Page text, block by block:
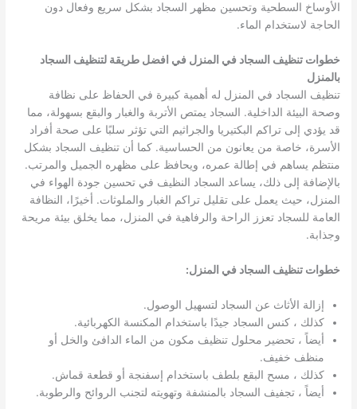
الأوساخ السطحية وتحسين مظهر السجاد بشكل سريع وفعال دون
الحاجة لاستخدام الماء.
خطوات تنظيف السجاد في المنزل في افضل طريقة لتنظيف السجاد
بالمنزل
تنظيف السجاد في المنزل له أهمية كبيرة في الحفاظ على نظافة
وصحة البيئة الداخلية. السجاد يمتص الأتربة والغبار والبقع بسهولة، مما
قد يؤدي إلى تراكم البكتيريا والجراثيم التي تؤثر سلبًا على صحة أفراد
الأسرة، خاصة من يعانون من الحساسية. كما أن تنظيف السجاد بشكل
منتظم يساهم في إطالة عمره، ويحافظ على مظهره الجميل والمرتب.
بالإضافة إلى ذلك، يساعد السجاد النظيف في تحسين جودة الهواء في
المنزل، حيث يعمل على تقليل تراكم الغبار والملوثات. أخيرًا، النظافة
العامة للسجاد تعزز الراحة والرفاهية في المنزل، مما يخلق بيئة مريحة
وجذابة.
خطوات تنظيف السجاد في المنزل:
إزالة الأثاث عن السجاد لتسهيل الوصول.
كذلك ، كنس السجاد جيدًا باستخدام المكنسة الكهربائية.
أيضاً ، تحضير محلول تنظيف مكون من الماء الدافئ والخل أو
منظف خفيف.
كذلك ، مسح البقع بلطف باستخدام إسفنجة أو قطعة قماش.
أيضاً ، تجفيف السجاد بالمنشفة وتهويته لتجنب الروائح والرطوبة.